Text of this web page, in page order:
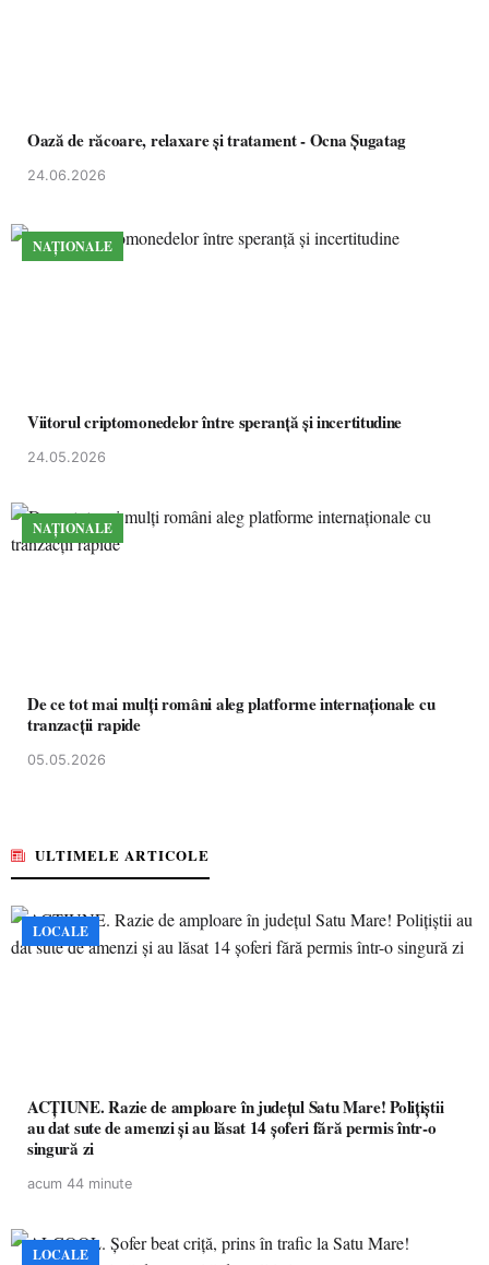
Oază de răcoare, relaxare și tratament - Ocna Șugatag
24.06.2026
NAȚIONALE
Viitorul criptomonedelor între speranță și incertitudine
24.05.2026
NAȚIONALE
De ce tot mai mulți români aleg platforme internaționale cu
tranzacții rapide
05.05.2026
ULTIMELE ARTICOLE
LOCALE
ACȚIUNE. Razie de amploare în județul Satu Mare! Polițiștii
au dat sute de amenzi și au lăsat 14 șoferi fără permis într-o
singură zi
acum 44 minute
LOCALE